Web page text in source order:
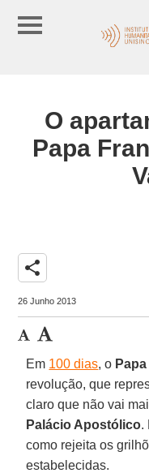
O
Papa
share
26 Junho 2013
Em 100 dias, o
revolução, que
claro que não vai
Palácio Apostólico.
como rejeita os
estabelecidas.